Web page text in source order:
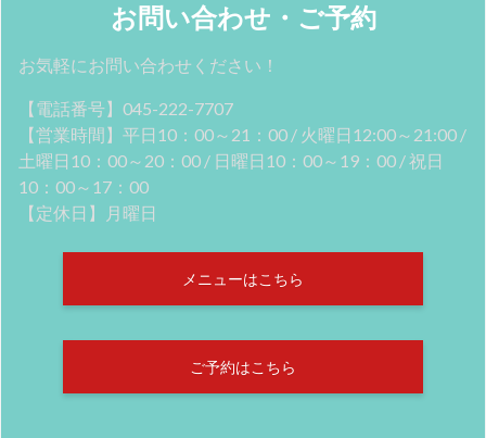
お問い合わせ・ご予約
お気軽にお問い合わせください！
【電話番号】045-222-7707
【営業時間】平日10：00～21：00 / 火曜日12:00～21:00 /
土曜日10：00～20：00 / 日曜日10：00～19：00 / 祝日
10：00～17：00
【定休日】月曜日
メニューはこちら
ご予約はこちら